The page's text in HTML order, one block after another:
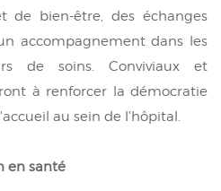
de bien-être, des échanges
accompagnement dans les
de soins. Conviviaux et
à renforcer la démocratie
au sein de l'hôpital.
en santé